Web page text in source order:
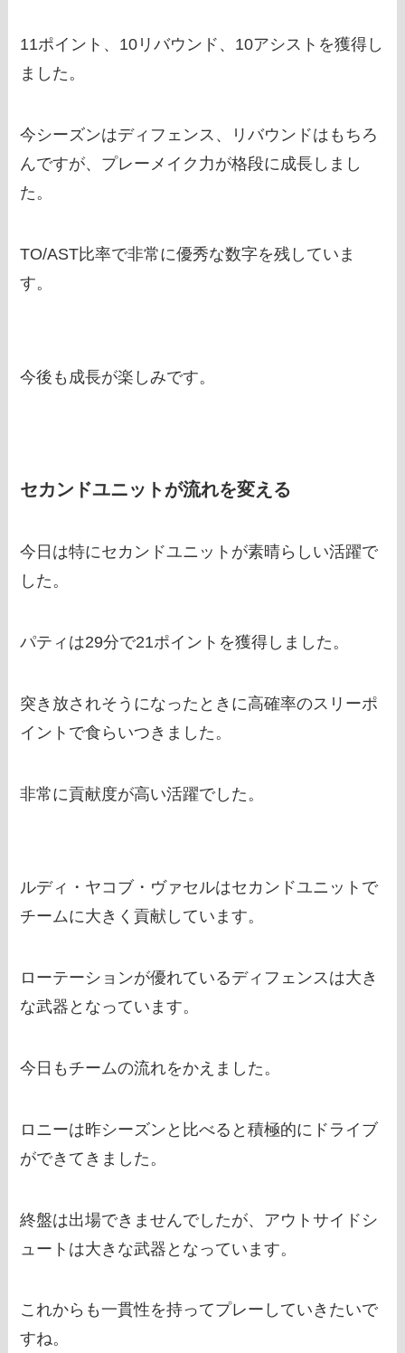
11ポイント、10リバウンド、10アシストを獲得し
ました。
今シーズンはディフェンス、リバウンドはもちろ
んですが、プレーメイク力が格段に成長しまし
た。
TO/AST比率で非常に優秀な数字を残していま
す。
今後も成長が楽しみです。
セカンドユニットが流れを変える
今日は特にセカンドユニットが素晴らしい活躍で
した。
パティは29分で21ポイントを獲得しました。
突き放されそうになったときに高確率のスリーポ
イントで食らいつきました。
非常に貢献度が高い活躍でした。
ルディ・ヤコブ・ヴァセルはセカンドユニットで
チームに大きく貢献しています。
ローテーションが優れているディフェンスは大き
な武器となっています。
今日もチームの流れをかえました。
ロニーは昨シーズンと比べると積極的にドライブ
ができてきました。
終盤は出場できませんでしたが、アウトサイドシ
ュートは大きな武器となっています。
これからも一貫性を持ってプレーしていきたいで
すね。